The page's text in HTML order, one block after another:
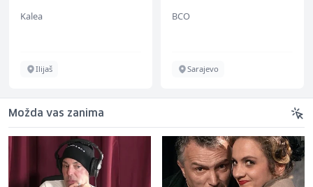
Kalea
Ilijaš
BCO
Sarajevo
Možda vas zanima